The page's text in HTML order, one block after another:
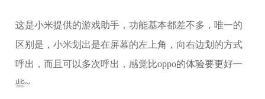
这是小米提供的游戏助手，功能基本都差不多，唯一的
区别是，小米划出是在屏幕的左上角，向右边划的方式
呼出，而且可以多次呼出，感觉比oppo的体验要更好一
些~